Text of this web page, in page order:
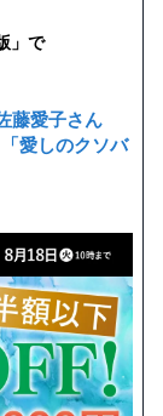
」で
藤愛子さん
愛しのクソバ